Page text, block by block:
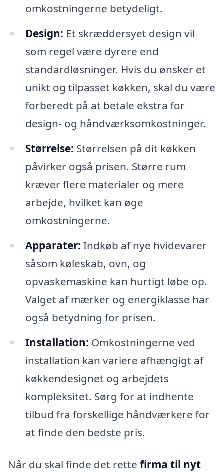
omkostningerne betydeligt.
Design: Et skræddersyet design vil
som regel være dyrere end
standardløsninger. Hvis du ønsker et
unikt og tilpasset køkken, skal du være
forberedt på at betale ekstra for
design- og håndværksomkostninger.
Størrelse: Størrelsen på dit køkken
påvirker også prisen. Større rum
kræver flere materialer og mere
arbejde, hvilket kan øge
omkostningerne.
Apparater: Indkøb af nye hvidevarer
såsom køleskab, ovn, og
opvaskemaskine kan hurtigt løbe op.
Valget af mærker og energiklasse har
også betydning for prisen.
Installation: Omkostningerne ved
installation kan variere afhængigt af
køkkendesignet og arbejdets
kompleksitet. Sørg for at indhente
tilbud fra forskellige håndværkere for
at finde den bedste pris.
Når du skal finde det rette firma til nyt